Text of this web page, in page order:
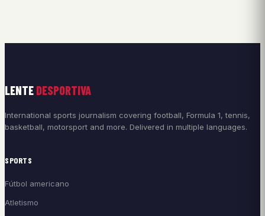
LENTE DESPORTIVA
International sports journalism covering football, Formula 1, tennis,
basketball, motorsport and more. Delivered in multiple languages.
SPORTS
Fútbol americano
Atletismo